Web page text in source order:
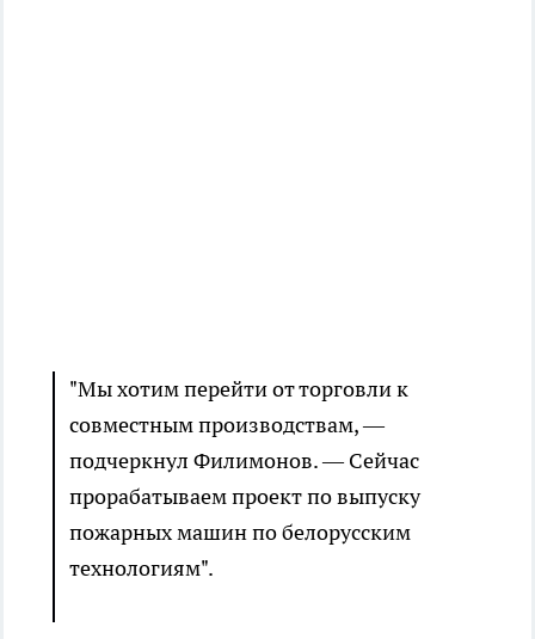
"Мы хотим перейти от торговли к
совместным производствам, —
подчеркнул Филимонов. — Сейчас
прорабатываем проект по выпуску
пожарных машин по белорусским
технологиям".